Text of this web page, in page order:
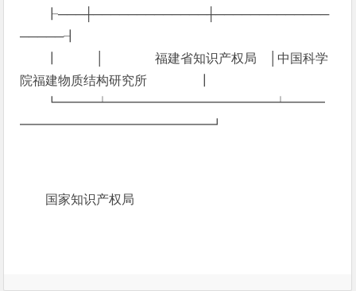
┠───┼─────────────┼─────────────
─────┨
┃ │ 福建省知识产权局 │中国科学
院福建物质结构研究所 ┃
┗━━━┷━━━━━━━━━━━━━┷━━━
━━━━━━━━━━━━━━━┛
国家知识产权局